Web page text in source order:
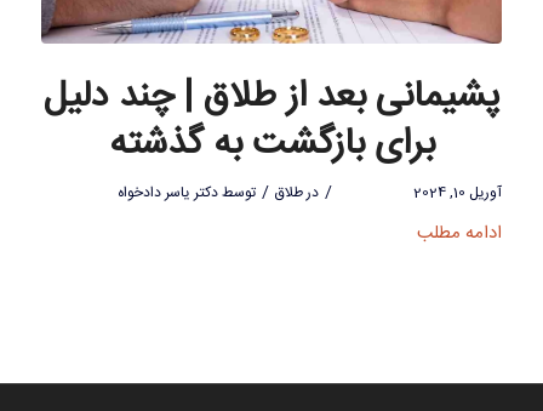
پشیمانی بعد از طلاق | چند دلیل
برای بازگشت به گذشته
آوریل 10, 2024 / درطلاق / توسطدکتر یاسر دادخواه
ادامه مطلب